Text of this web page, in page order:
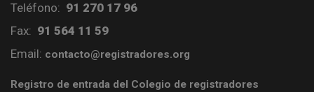
Teléfono: 91 270 17 96
Fax: 91 564 11 59
Email: contacto@registradores.org
Registro de entrada del Colegio de registradores